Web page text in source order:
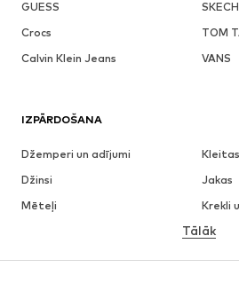
GUESS
Crocs
TOM
Calvin Klein Jeans
VANS
IZPĀRDOŠANA
Džemperi un adījumi
Kleitas
Džinsi
Jakas
Mēteļi
Krekli
Tālāk